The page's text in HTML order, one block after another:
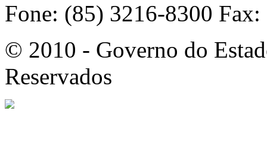
Fone: (85) 3216-8300
© 2010 - Governo do
Reservados